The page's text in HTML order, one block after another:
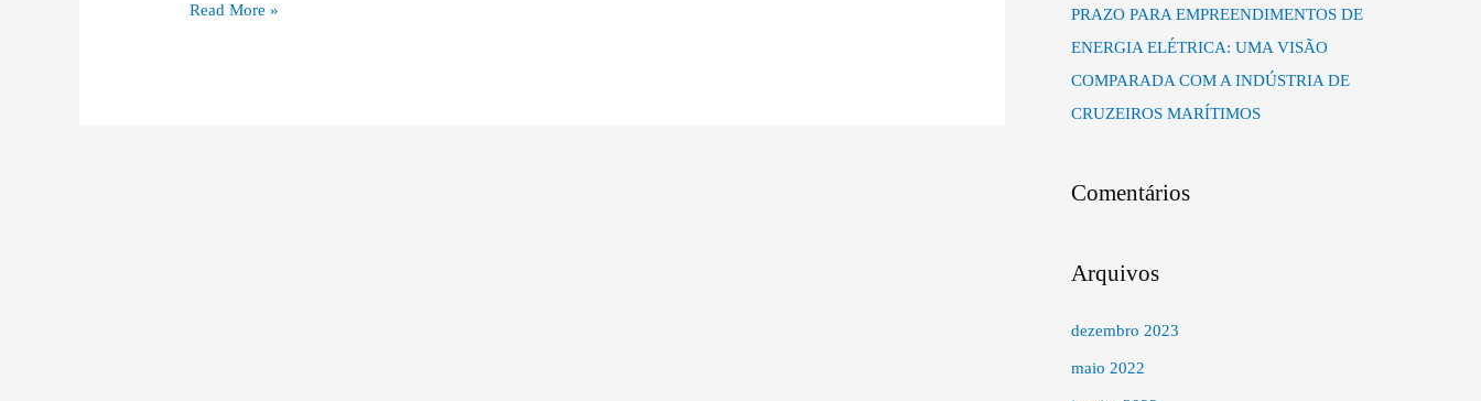
(Cadernos
Jr
Read More »
PRAZO PARA EMPREENDIMENTOS DE
ENERGIA ELÉTRICA: UMA VISÃO
COMPARADA COM A INDÚSTRIA DE
CRUZEIROS MARÍTIMOS
Comentários
Arquivos
dezembro 2023
maio 2022